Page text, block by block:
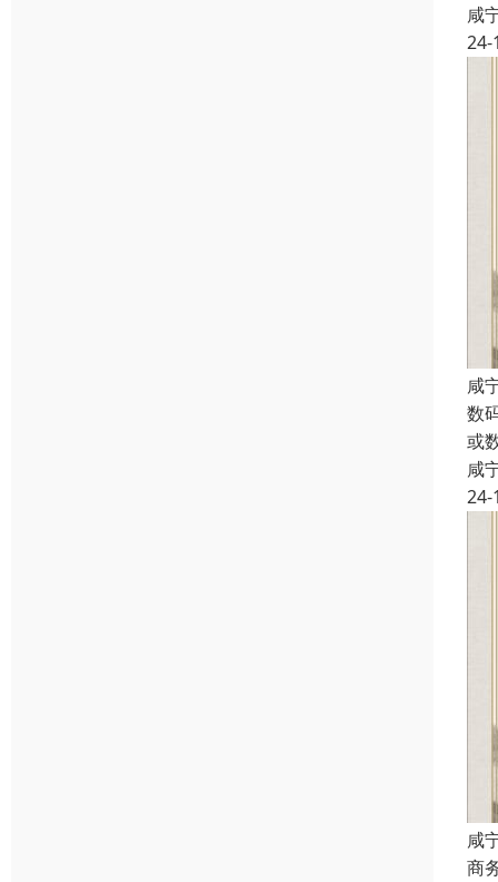
咸
24-
咸
数
或
咸
24-
咸
商